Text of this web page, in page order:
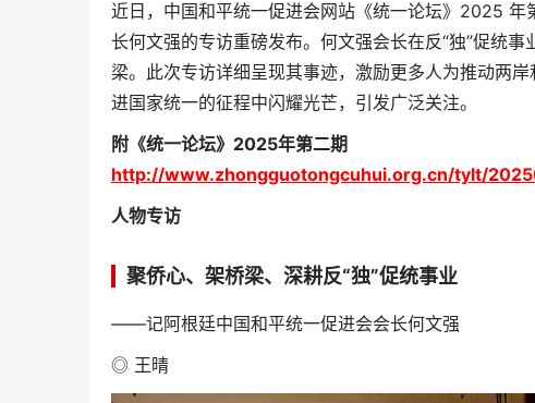
近日，中国和平统一促进会网站《统一论坛》2025
长何文强的专访重磅发布。何文强会长在反“独”促统
梁。此次专访详细呈现其事迹，激励更多人为推动两
进国家统一的征程中闪耀光芒，引发广泛关注。
附《统一论坛》2025年第二期
http://www.zhongguotongcuhui.org.cn/tylt/
人物专访
聚侨心、架桥梁、深耕反“独”促统事业
——记阿根廷中国和平统一促进会会长何文强
◎ 王晴